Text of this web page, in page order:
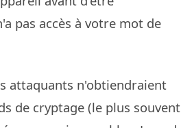
pas accès à votre mot de
attaquants n'obtiendraient
de cryptage (le plus souvent